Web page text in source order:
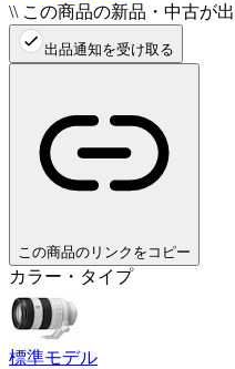
\\ この商品の新品・中古が
出品通知を受け取る
この商品のリンクをコピー
カラー・タイプ
標準モデル